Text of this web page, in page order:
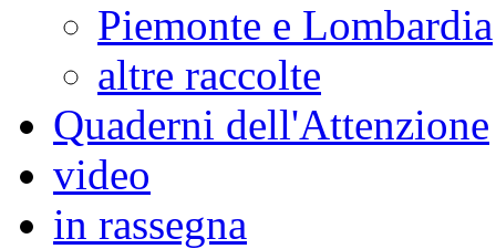
Piemonte e Lombardia
altre raccolte
Quaderni dell'Attenzione
video
in rassegna